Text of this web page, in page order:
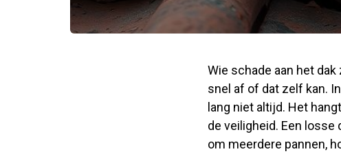
Wie schade aan het
snel af of dat zelf kan.
lang niet altijd. Het
de veiligheid. Een
om meerdere pannen,